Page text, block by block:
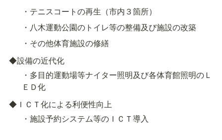
・テニスコートの再生（市内３箇所）
・八木運動公園のトイレ等の整備及び施設の改築
・その他体育施設の修繕
◆設備の近代化
・多目的運動場等ナイター照明及び各体育館照明のＬ
ＥＤ化
◆ＩＣＴ化による利便性向上
・施設予約システム等のＩＣＴ導入